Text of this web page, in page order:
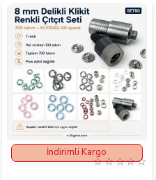
İndirimde
İndirimli Kargo